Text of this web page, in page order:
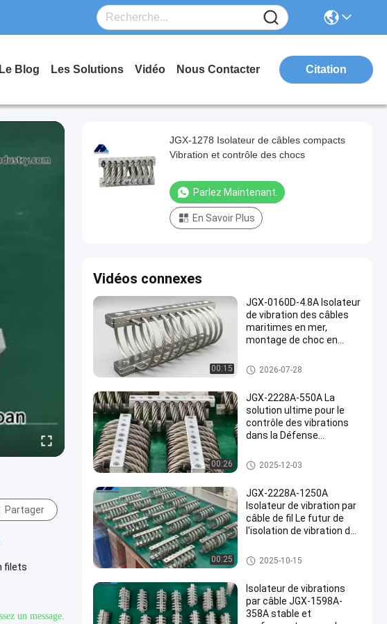
Le Blog Les Solutions Vidéo Nous Contacter Citation
Partager
filets
un message.
JGX-1278 Isolateur de câbles compacts
Vibration et contrôle des chocs
Parlez Maintenant.
En Savoir Plus
Vidéos connexes
00:15
JGX-0160D-4.8A Isolateur
de vibration des câbles
maritimes en mer,
montage de choc en
maintenance
Amortisseur de vibration de câ
ble métallique
2026-07-28
00:26
JGX-2228A-550A La
solution ultime pour le
contrôle des vibrations
dans la Défense
industrielle de pointe
Amortisseur de vibration de câ
ble métallique
2025-12-03
00:25
JGX-2228A-1250A
Isolateur de vibration par
câble de fil Le futur de
l'isolation de vibration des
Amortisseur de vibration de câ
ble métallique
2025-10-15
Isolateur de vibrations
par câble JGX-1598A-
358A stable et